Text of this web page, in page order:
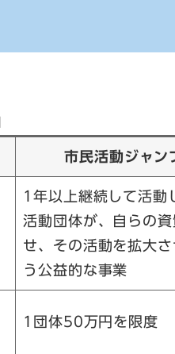
市民活動ジャン
1年以上継続して活動
活動団体が、自らの
せ、その活動を拡大
う公益的な事業
1団体50万円を限度